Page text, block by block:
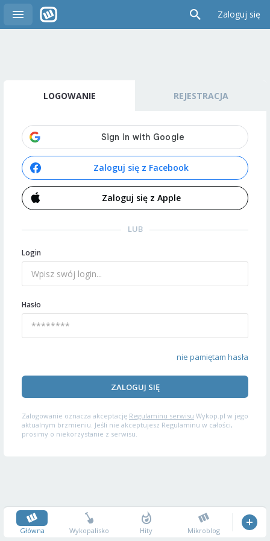
Zaloguj się
LOGOWANIE REJESTRACJA
Zaloguj się z Facebook
Zaloguj się z Apple
LUB
Login
Hasło
nie pamiętam hasła
ZALOGUJ SIĘ
Zalogowanie oznacza akceptację Regulaminu serwisu Wykop.pl w jego
aktualnym brzmieniu. Jeśli nie akceptujesz Regulaminu w całości,
prosimy o niekorzystanie z serwisu.
Główna Wykopalisko Hity Mikroblog